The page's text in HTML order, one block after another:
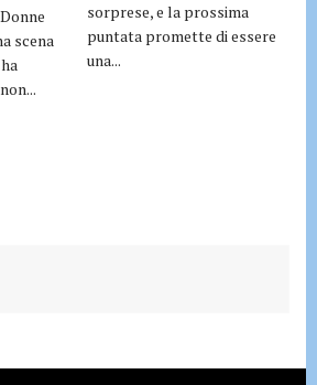
scena
sorprese, e la prossima
puntata promette di essere
una...